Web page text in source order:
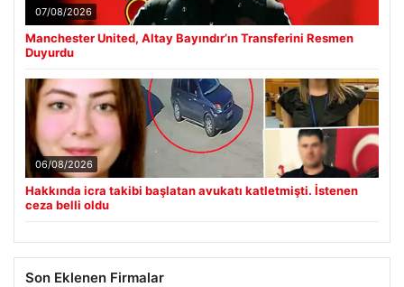
07/08/2026
Manchester United, Altay Bayındır’ın Transferini Resmen
Duyurdu
06/08/2026
Hakkında icra takibi başlatan avukatı katletmişti. İstenen
ceza belli oldu
Son Eklenen Firmalar